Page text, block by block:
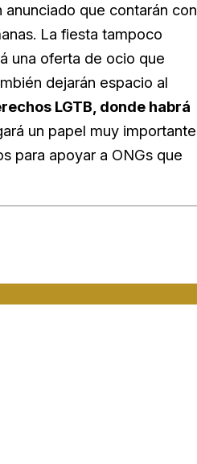
que contarán con
La fiesta tampoco
una oferta de ocio que
dejarán espacio al
LGTB, donde habrá
un papel muy importante
para apoyar a ONGs que